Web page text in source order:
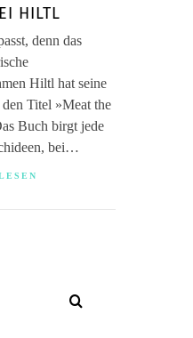
HILTL
denn das
Hiltl hat seine
Titel »Meat the
Buch birgt jede
bei…